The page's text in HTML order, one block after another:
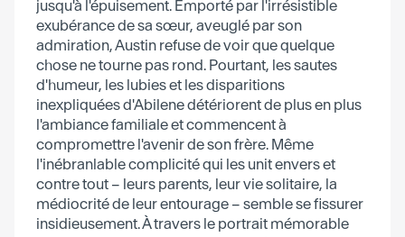
jusqu'à l'épuisement. Emporté par l'irrésistible
exubérance de sa sœur, aveuglé par son
admiration, Austin refuse de voir que quelque
chose ne tourne pas rond. Pourtant, les sautes
d'humeur, les lubies et les disparitions
inexpliquées d'Abilene détériorent de plus en plus
l'ambiance familiale et commencent à
compromettre l'avenir de son frère. Même
l'inébranlable complicité qui les unit envers et
contre tout – leurs parents, leur vie solitaire, la
médiocrité de leur entourage – semble se fissurer
insidieusement. À travers le portrait mémorable